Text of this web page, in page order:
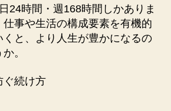
24時間・週168時間しかありま
事や生活の構成要素を有機的
くと、より人生が豊かになるの
。
ぐ続け方